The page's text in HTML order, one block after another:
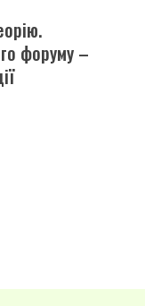
форуму –